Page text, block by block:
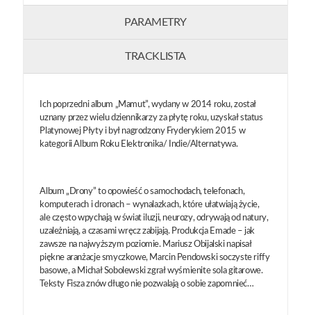
PARAMETRY
TRACKLISTA
Ich poprzedni album „Mamut”, wydany w 2014 roku, został
uznany przez wielu dziennikarzy za płytę roku, uzyskał status
Platynowej Płyty i był nagrodzony Fryderykiem 2015 w
kategorii Album Roku Elektronika/ Indie/Alternatywa.
Album „Drony” to opowieść o samochodach, telefonach,
komputerach i dronach – wynalazkach, które ułatwiają życie,
ale często wpychają w świat iluzji, neurozy, odrywają od natury,
uzależniają, a czasami wręcz zabijają. Produkcja Emade – jak
zawsze na najwyższym poziomie. Mariusz Obijalski napisał
piękne aranżacje smyczkowe, Marcin Pendowski soczyste riffy
basowe, a Michał Sobolewski zgrał wyśmienite sola gitarowe.
Teksty Fisza znów długo nie pozwalają o sobie zapomnieć…